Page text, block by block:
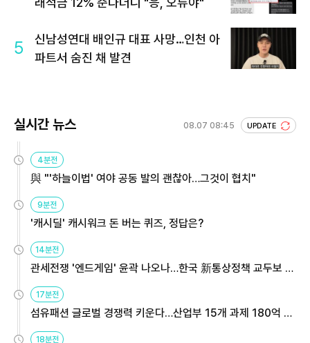
5
신남성연대 배인규 대표 사망…인천 아
파트서 숨진 채 발견
실시간 뉴스 08.07 08:45 UPDATE
4분전
與 "'하늘이법' 여야 공동 발의 괜찮아…그것이 협치"
9분전
'캐시딜' 캐시워크 돈 버는 퀴즈, 정답은?
14분전
관세전쟁 '엔드게임' 윤곽 나오나…한국 新통상정책 교두보 활
17분전
섬유패션 글로벌 경쟁력 키운다…산업부 15개 과제 180억 지
18분전